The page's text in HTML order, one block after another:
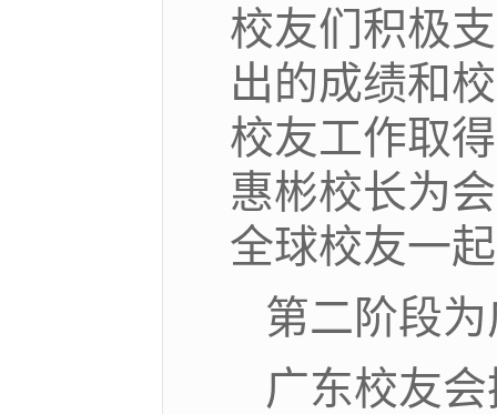
校友们积极
出的成绩和
校友工作取
惠彬校长为
全球校友一
第二阶段
广东校友